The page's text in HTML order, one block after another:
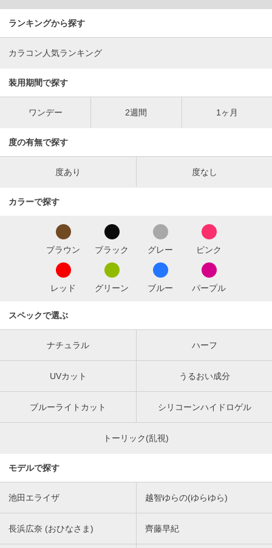
ランキングから探す
カラコン人気ランキング
装用期間で探す
ワンデー 2週間 1ヶ月
度の有無で探す
度あり 度なし
カラーで探す
ブラウン ブラック グレー ピンク
レッド グリーン ブルー パープル
スペックで選ぶ
ナチュラル ハーフ
UVカット うるおい成分
ブルーライトカット シリコーンハイドロゲル
トーリック(乱視)
モデルで探す
池田エライザ 越智ゆらの(ゆらゆら)
長浜広奈 (おひなさま) 齊藤早紀